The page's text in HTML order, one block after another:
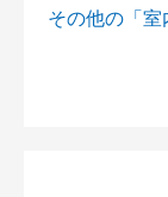
その他の「